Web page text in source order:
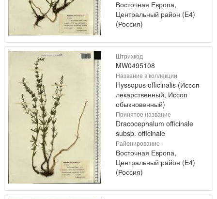
Восточная Европа,
Центральный район (E4)
(Россия)
Штрихкод
MW0495108
Название в коллекции
Hyssopus officinalis (Иссоп
лекарственный, Иссоп
обыкновенный)
Принятое название
Dracocephalum officinale
subsp. officinale
Районирование
Восточная Европа,
Центральный район (E4)
(Россия)